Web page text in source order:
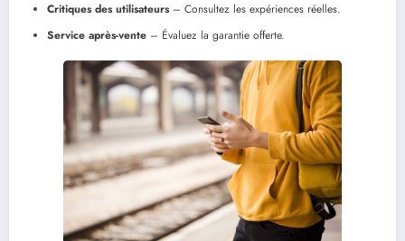
Critiques des utilisateurs– Consultez les expériences réelles.
Service après-vente – Évaluez la garantie offerte.